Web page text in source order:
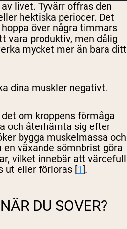
livet. Tyvärr offras den
hektiska perioder. Det
över några timmars
vara produktiv, men dålig
mycket mer än bara ditt
dina muskler negativt.
om kroppens förmåga
och återhämta sig efter
bygga muskelmassa och
en växande sömnbrist göra
vilket innebär att värdefull
ut eller förloras [1].
DU SOVER?